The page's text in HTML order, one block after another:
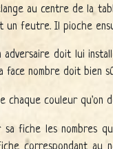
au centre de la
feutre. Il pioche
adversaire doit lui
face nombre doit bien
chaque couleur qu'on
fiche les nombres